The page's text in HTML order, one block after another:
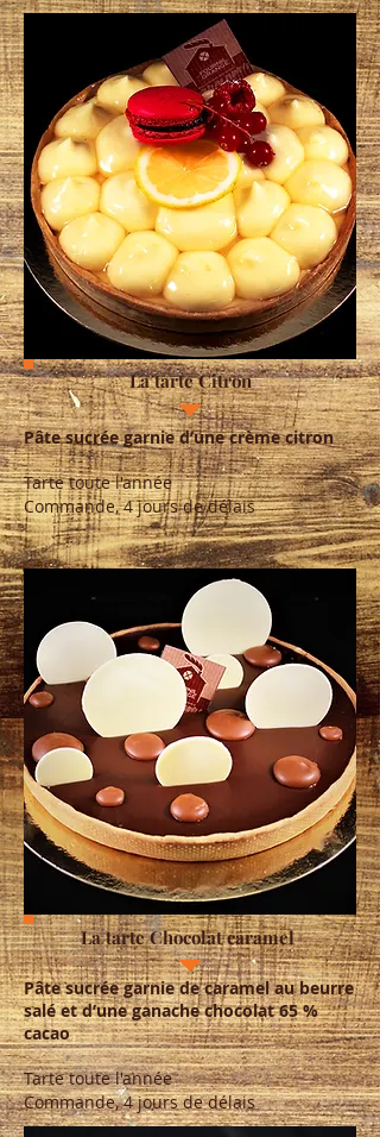
La tarte Citron
Pâte sucrée garnie d’une crème citron
Tarte toute l'année
Commande, 4 jours de délais
La tarte Chocolat caramel
Pâte sucrée garnie de caramel au beurre
salé et d’une ganache chocolat 65 %
cacao
Tarte toute l'année
Commande, 4 jours de délais